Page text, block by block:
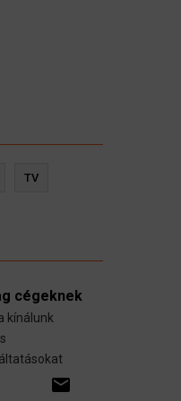
TV
cégeknek
kínálunk
email